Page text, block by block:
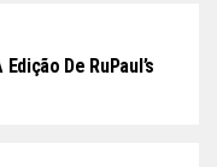
De RuPaul’s